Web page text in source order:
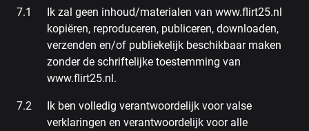
Ik zal geen inhoud/materialen van www.flirt25.nl
kopiëren, reproduceren, publiceren, downloaden,
verzenden en/of publiekelijk beschikbaar maken
zonder de schriftelijke toestemming van
www.flirt25.nl.
Ik ben volledig verantwoordelijk voor valse
verklaringen en verantwoordelijk voor alle